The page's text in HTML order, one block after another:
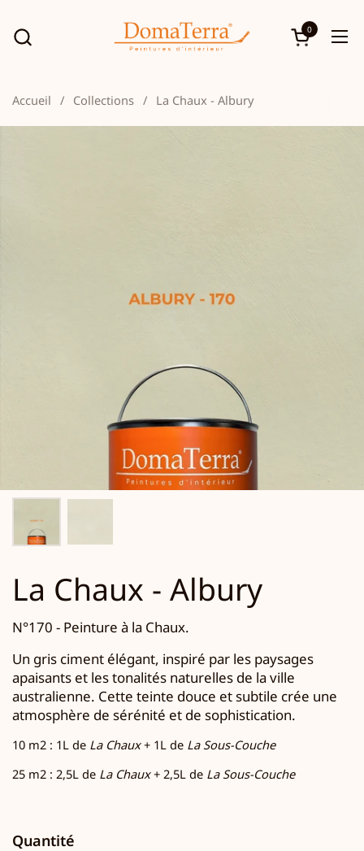
Ouvrir le
0
Accueil / Collections / La Chaux - Albury
La Chaux - Albury
N°170 - Peinture à la Chaux.
Un gris ciment élégant, inspiré par les paysages
apaisants et les tonalités naturelles de la ville
australienne. Cette teinte douce et subtile crée une
atmosphère de sérénité et de sophistication.
10 m2 : 1L de La Chaux+ 1L de La Sous-Couche
25 m2 : 2,5L de La Chaux+ 2,5L de La Sous-Couche
Quantité